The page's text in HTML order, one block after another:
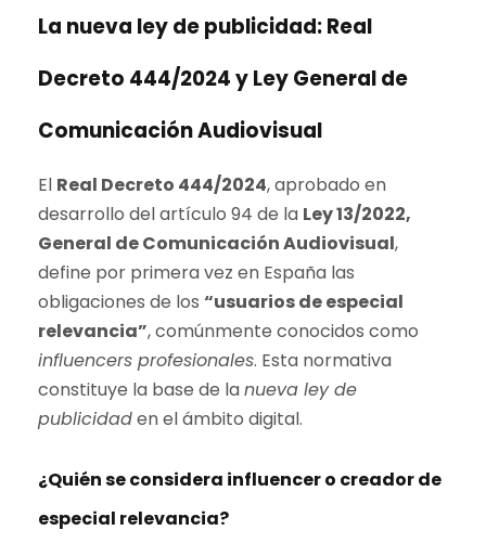
La nueva ley de publicidad: Real
Decreto 444/2024 y Ley General de
Comunicación Audiovisual
El Real Decreto 444/2024, aprobado en
desarrollo del artículo 94 de la Ley 13/2022,
General de Comunicación Audiovisual,
define por primera vez en España las
obligaciones de los “usuarios de especial
relevancia”, comúnmente conocidos como
influencers profesionales. Esta normativa
constituye la base de lanueva ley de
publicidaden el ámbito digital.
¿Quién se considera influencer o creador de
especial relevancia?